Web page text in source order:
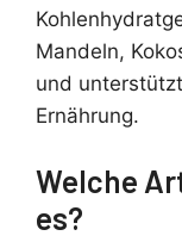
Mandeln,
und
Ernährung.
Welche
es?